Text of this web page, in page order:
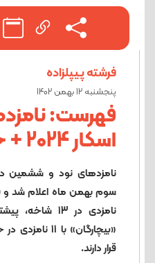
فرشته پیپلزاده
پنجشنبه 12 بهمن 1402
فهرست:
اسکار 2024 + جدول
نامزدهای نود و ششمین
سوم بهمن ماه اعلام شد و
«بیچارگان» با
قرار دارند.